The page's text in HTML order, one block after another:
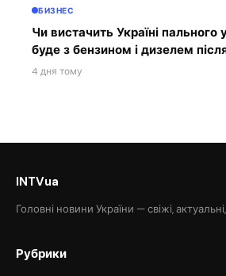
БИЗНЕС
Чи вистачить Україні пального
буде з бензином і дизелем
4 дня тому
INTVua
Головні новини України — свіжі,
Рубрики